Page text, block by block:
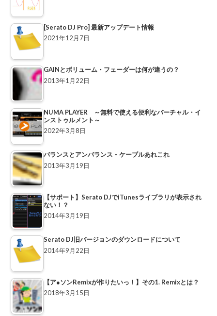
[Serato DJ Pro] 最新アップデート情報
2021年12月7日
GAINとボリューム・フェーダーは何が違うの？
2013年1月22日
NUMA PLAYER ～無料で使える便利なバーチャル・イ
ンストゥルメント～
2022年3月8日
バランスとアンバランス – ケーブルあれこれ
2013年3月19日
【サポート】Serato DJでiTunesライブラリが表示され
ない！？
2014年3月19日
Serato DJ旧バージョンのダウンロードについて
2014年9月22日
【ア●ソンRemixが作りたいっ！】その1. Remixとは？
2018年3月15日